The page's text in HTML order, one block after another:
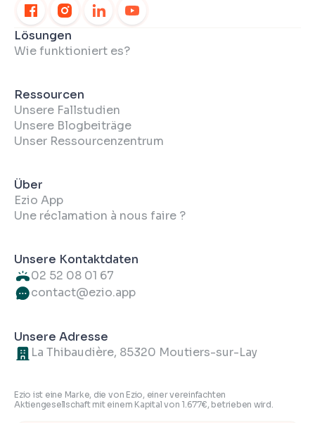
Lösungen
Wie funktioniert es?
Ressourcen
Unsere Fallstudien
Unsere Blogbeiträge
Unser Ressourcenzentrum
Über
Ezio App
Une réclamation à nous faire ?
Unsere Kontaktdaten
02 52 08 01 67
contact@ezio.app
Unsere Adresse
La Thibaudière, 85320 Moutiers-sur-Lay
Ezio ist eine Marke, die von Ezio, einer vereinfachten
Aktiengesellschaft mit einem Kapital von 1.677€, betrieben wird.